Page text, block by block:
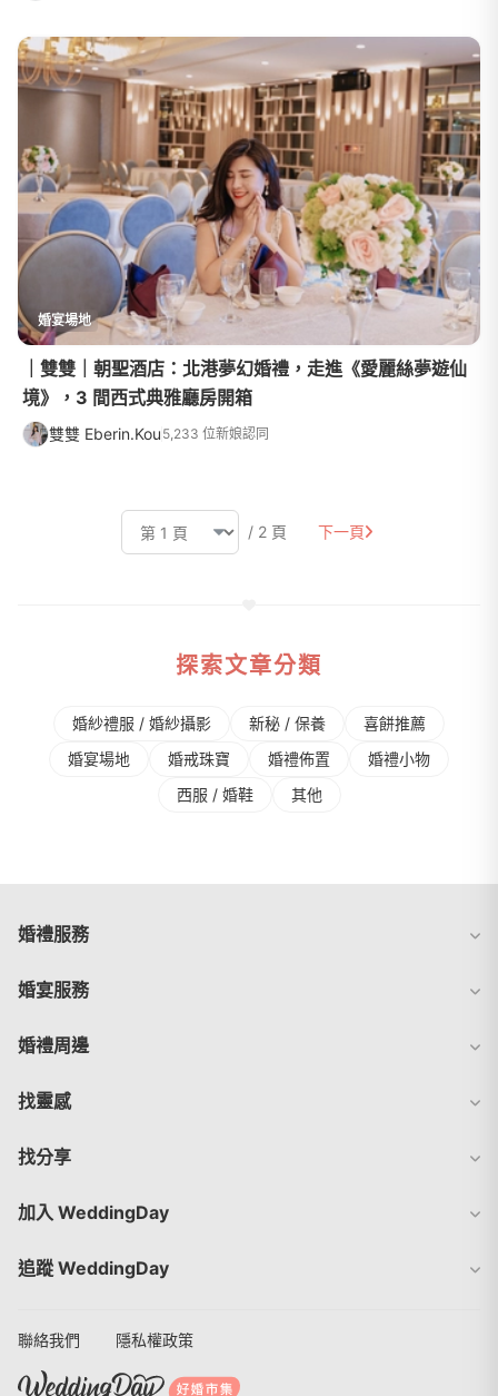
婚宴場地
｜雙雙｜朝聖酒店：北港夢幻婚禮，走進《愛麗絲夢遊仙
境》，3 間西式典雅廳房開箱
雙雙 Eberin.Kou 5,233 位新娘認同
/ 2 頁 下一頁
探索文章分類
婚紗禮服 / 婚紗攝影 新秘 / 保養
喜餅推薦
婚宴場地
婚戒珠寶 婚禮佈置
婚禮⼩物
⻄服 / 婚鞋
其他
婚禮服務
婚宴服務
婚禮周邊
找靈感
找分享
加入 WeddingDay
追蹤 WeddingDay
聯絡我們 隱私權政策